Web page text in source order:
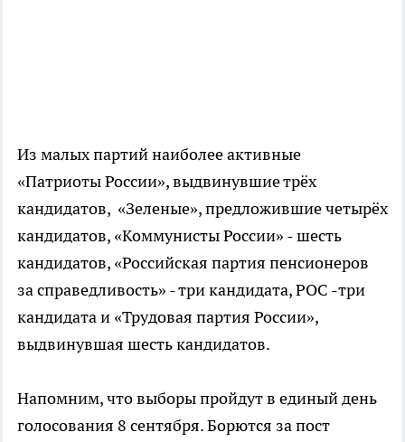
Из малых партий наиболее активные
«Патриоты России», выдвинувшие трёх
кандидатов, «Зеленые», предложившие четырёх
кандидатов, «Коммунисты России» - шесть
кандидатов, «Российская партия пенсионеров
за справедливость» - три кандидата, РОС -три
кандидата и «Трудовая партия России»,
выдвинувшая шесть кандидатов.
Напомним, что выборы пройдут в единый день
голосования 8 сентября. Борются за пост